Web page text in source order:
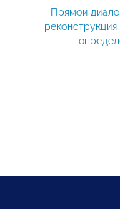
Прямой